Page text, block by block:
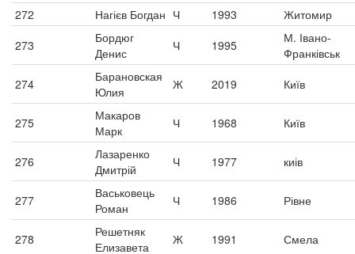
272
Нагієв Богдан Ч 1993
Житомир
273
Бордюг
Денис
Ч 1995
М. Івано-
Франківськ
274
Барановская
Юлия
Ж 2019 Київ
275
Макаров
Марк
Ч 1968 Київ
276
Лазаренко
Дмитрій
Ч 1977 киів
277
Васьковець
Роман
Ч 1986 Рівне
278
Решетняк
Елизавета
Ж 1991 Смела